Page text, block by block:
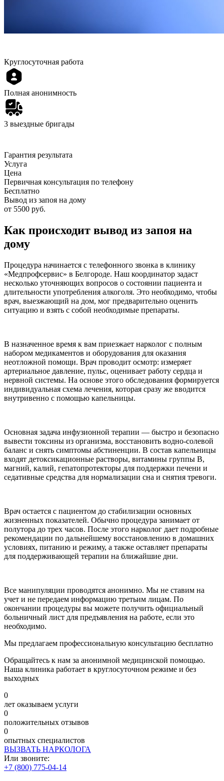
Круглосуточная работа
Полная анонимность
3 выездные бригады
Гарантия результата
Услуга
Цена
Первичная консультация по телефону
Бесплатно
Вывод из запоя на дому
от 5500 руб.
Как происходит вывод из запоя на
дому
Процедура начинается с телефонного звонка в клинику
«Медпрофсервис» в Белгороде. Наш координатор задаст
несколько уточняющих вопросов о состоянии пациента и
длительности употребления алкоголя. Это необходимо, чтобы
врач, выезжающий на дом, мог предварительно оценить
ситуацию и взять с собой необходимые препараты.
В назначенное время к вам приезжает нарколог с полным
набором медикаментов и оборудования для оказания
неотложной помощи. Врач проводит осмотр: измеряет
артериальное давление, пульс, оценивает работу сердца и
нервной системы. На основе этого обследования формируется
индивидуальная схема лечения, которая сразу же вводится
внутривенно с помощью капельницы.
Основная задача инфузионной терапии — быстро и безопасно
вывести токсины из организма, восстановить водно-солевой
баланс и снять симптомы абстиненции. В состав капельницы
входят детоксикационные растворы, витамины группы B,
магний, калий, гепатопротекторы для поддержки печени и
седативные средства для нормализации сна и снятия тревоги.
Врач остается с пациентом до стабилизации основных
жизненных показателей. Обычно процедура занимает от
полутора до трех часов. После этого нарколог дает подробные
рекомендации по дальнейшему восстановлению в домашних
условиях, питанию и режиму, а также оставляет препараты
для поддерживающей терапии на ближайшие дни.
Все манипуляции проводятся анонимно. Мы не ставим на
учет и не передаем информацию третьим лицам. По
окончании процедуры вы можете получить официальный
больничный лист для предъявления на работе, если это
необходимо.
Мы предлагаем профессиональную консультацию бесплатно
Обращайтесь к нам за анонимной медицинской помощью.
Наша клиника работает в круглосуточном режиме и без
выходных
0
лет оказываем услуги
0
положительных отзывов
0
опытных специалистов
ВЫЗВАТЬ НАРКОЛОГА
Или звоните:
+7 (800) 775-04-14